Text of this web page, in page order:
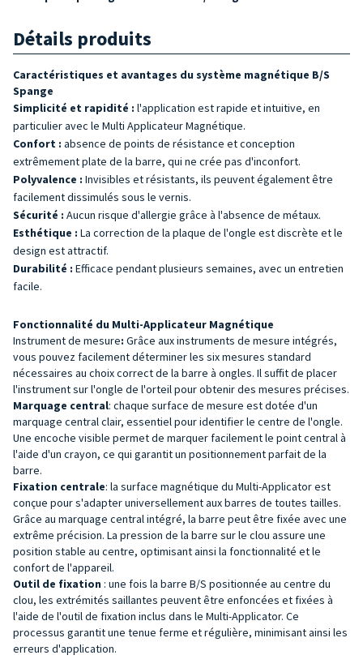
Détails produits
Caractéristiques et avantages du système magnétique B/S
Spange
Simplicité et rapidité : l'application est rapide et intuitive, en
particulier avec le Multi Applicateur Magnétique.
Confort : absence de points de résistance et conception
extrêmement plate de la barre, qui ne crée pas d'inconfort.
Polyvalence : Invisibles et résistants, ils peuvent également être
facilement dissimulés sous le vernis.
Sécurité : Aucun risque d'allergie grâce à l'absence de métaux.
Esthétique : La correction de la plaque de l'ongle est discrète et le
design est attractif.
Durabilité : Efficace pendant plusieurs semaines, avec un entretien
facile.
Fonctionnalité du Multi-Applicateur Magnétique
Instrument de mesure: Grâce aux instruments de mesure intégrés,
vous pouvez facilement déterminer les six mesures standard
nécessaires au choix correct de la barre à ongles. Il suffit de placer
l'instrument sur l'ongle de l'orteil pour obtenir des mesures précises.
Marquage central: chaque surface de mesure est dotée d'un
marquage central clair, essentiel pour identifier le centre de l'ongle.
Une encoche visible permet de marquer facilement le point central à
l'aide d'un crayon, ce qui garantit un positionnement parfait de la
barre.
Fixation centrale: la surface magnétique du Multi-Applicator est
conçue pour s'adapter universellement aux barres de toutes tailles.
Grâce au marquage central intégré, la barre peut être fixée avec une
extrême précision. La pression de la barre sur le clou assure une
position stable au centre, optimisant ainsi la fonctionnalité et le
confort de l'appareil.
Outil de fixation : une fois la barre B/S positionnée au centre du
clou, les extrémités saillantes peuvent être enfoncées et fixées à
l'aide de l'outil de fixation inclus dans le Multi-Applicator. Ce
processus garantit une tenue ferme et régulière, minimisant ainsi les
erreurs d'application.